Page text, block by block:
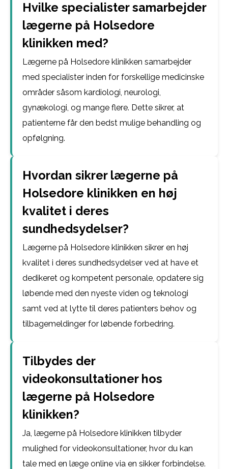
Hvilke specialister samarbejder
lægerne på Holsedore
klinikken med?
Lægerne på Holsedore klinikken samarbejder
med specialister inden for forskellige medicinske
områder såsom kardiologi, neurologi,
gynækologi, og mange flere. Dette sikrer, at
patienterne får den bedst mulige behandling og
opfølgning.
Hvordan sikrer lægerne på
Holsedore klinikken en høj
kvalitet i deres
sundhedsydelser?
Lægerne på Holsedore klinikken sikrer en høj
kvalitet i deres sundhedsydelser ved at have et
dedikeret og kompetent personale, opdatere sig
løbende med den nyeste viden og teknologi
samt ved at lytte til deres patienters behov og
tilbagemeldinger for løbende forbedring.
Tilbydes der
videokonsultationer hos
lægerne på Holsedore
klinikken?
Ja, lægerne på Holsedore klinikken tilbyder
mulighed for videokonsultationer, hvor du kan
tale med en læge online via en sikker forbindelse.